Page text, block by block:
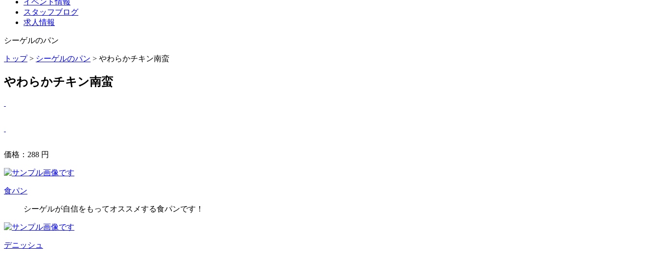
スタッフブログ
求人情報
シーゲルのパン
トップ> シーゲルのパン > やわらかチキン南蛮
やわらかチキン南蛮
価格： 288 円
食パン
シーゲルが自信をもってオススメする食パンです！
デニッシュ